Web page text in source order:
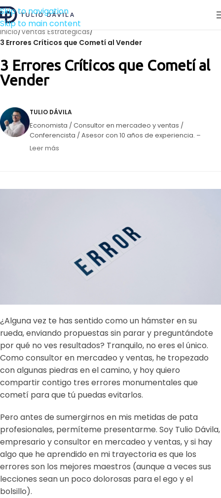
Skip to navigation
Skip to main content
Inicio/Ventas Estratégicas/
3 Errores Críticos que Cometí al Vender
3 Errores Críticos que Cometí al
Vender
TULIO DÁVILA
Economista / Consultor en mercadeo y ventas /
Conferencista / Asesor con 10 años de experiencia. –
Panelista semanal en Circuito Éxitos de Unión Radio. –
Leer más
¿Alguna vez te has sentido como un hámster en su
rueda, enviando propuestas sin parar y preguntándote
por qué no ves resultados? Tranquilo, no eres el único.
Como consultor en mercadeo y ventas, he tropezado
con algunas piedras en el camino, y hoy quiero
compartir contigo tres errores monumentales que
cometí para que tú puedas evitarlos.
Pero antes de sumergirnos en mis metidas de pata
profesionales, permíteme presentarme. Soy Tulio Dávila,
empresario y consultor en mercadeo y ventas, y si hay
algo que he aprendido en mi trayectoria es que los
errores son los mejores maestros (aunque a veces sus
lecciones sean un poco dolorosas para el ego y el
bolsillo).